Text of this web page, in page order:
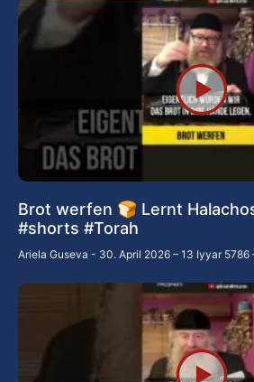
Brot werfen 🍞 Lernt
#shorts #Torah
Ariela Guseva 30. April 2026 – 13 Iyyar 5786